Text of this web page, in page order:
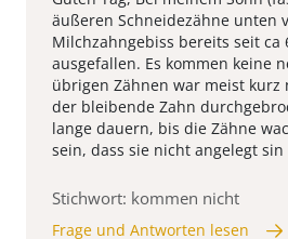
äußeren Schneidezähne unten
Milchzahngebiss bereits seit ca
ausgefallen. Es kommen keine
übrigen Zähnen war meist kurz
der bleibende Zahn
lange dauern, bis die Zähne
sein, dass sie nicht angelegt sin
Stichwort: kommen nicht
Frage und Antworten lesen